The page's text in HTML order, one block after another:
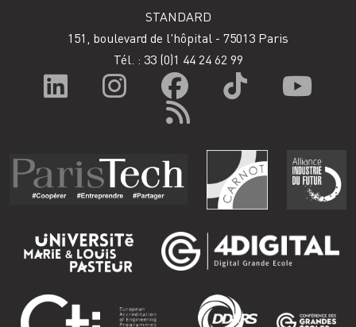
STANDARD
151, boulevard de l'hôpital - 75013 Paris
Tél. : 33 (0)1 44 24 62 99